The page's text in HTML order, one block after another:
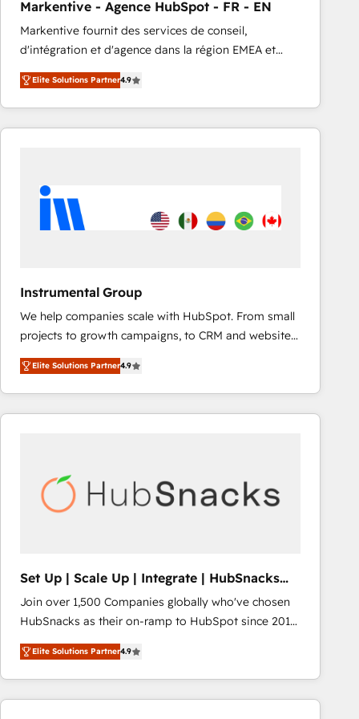
accreditations and deep HIPAA-compliance
expertise. - A team of 250+ experts dedicated to
your resilient growth.
Markentive - Agence HubSpot - FR - EN
Markentive fournit des services de conseil,
d'intégration et d'agence dans la région EMEA et
North America. Avec plus de 115 experts en
marketing automation, Growth, Revops, CRM et
webdesign. Markentive is both a consulting firm, a
digital agency and an integrator. With over 115
customers).
Elite Solutions Partner4.9
Instrumental Group
We help companies scale with HubSpot. From small
projects to growth campaigns, to CRM and websites.
Hire an agency that's experienced in every inch of
HubSpot and willing to work hand-in-hand with your
team to simplify the complex and build a better
experience for your team and customers.
Elite Solutions Partner4.9
Set Up | Scale Up | Integrate | HubSnacks
FlexPlan
Join over 1,500 Companies globally who've chosen
HubSnacks as their on-ramp to HubSpot since 2014
Simple pay-as-you-go plans that accelerate value...
1️⃣ Set Up | Onboarding New or Check-fixing existing
HubSpot portals 2️⃣ Scale Up | 100% HubSpot Task
Execution... Global 24/7 ... All Experts 3️⃣ Integrate |
Elite Solutions Partner4.9